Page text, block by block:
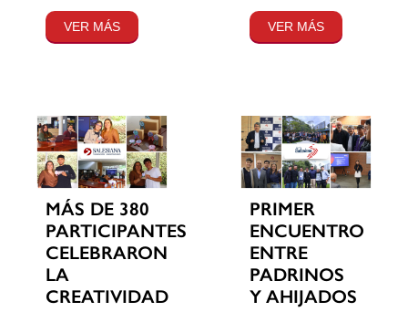
VER MÁS VER MÁS
MÁS DE 380
PARTICIPANTES
CELEBRARON
LA
CREATIVIDAD
PRIMER
ENCUENTRO
ENTRE
PADRINOS
Y AHIJADOS